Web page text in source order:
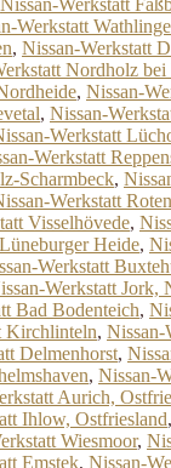
Nissan-Werkstatt
Werkstatt
, Nissan-Werkstatt
Nordholz bei
, Nissan-
, Nissan-
Werkstatt
Werkstatt
Scharmbeck,
Werkstatt
Visselhövede,
Heide,
Werkstatt
Werkstatt Jork,
Bad Bodenteich,
Kirchlinteln, Nissan-
Delmenhorst,
, Nissan-
Aurich,
Ihlow, Ostfriesland,
Wiesmoor,
Emstek, Nissan-